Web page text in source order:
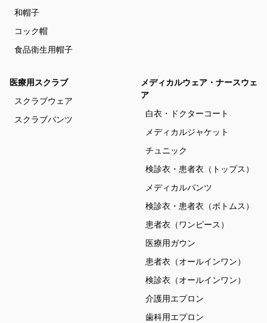
和帽子
コック帽
食品衛生用帽子
医療用スクラブ
スクラブウェア
スクラブパンツ
メディカルウェア・ナースウェ
ア
白衣・ドクターコート
メディカルジャケット
チュニック
検診衣・患者衣（トップス）
メディカルパンツ
検診衣・患者衣（ボトムス）
患者衣（ワンピース）
医療用ガウン
患者衣（オールインワン）
検診衣（オールインワン）
介護用エプロン
歯科用エプロン